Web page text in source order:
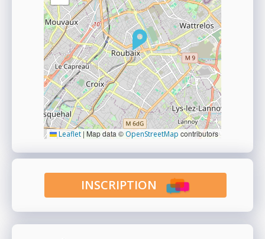
Leaflet | Map data © OpenStreetMap contributors
INSCRIPTION